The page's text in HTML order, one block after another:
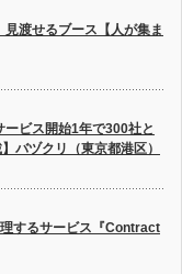
渡せるブース【人が集ま
ービス開始1年で300社と
バヅクリ（東京都港区）
するサービス『Contract